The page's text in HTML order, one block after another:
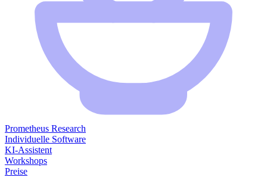
Prometheus Research
Individuelle Software
KI-Assistent
Workshops
Preise